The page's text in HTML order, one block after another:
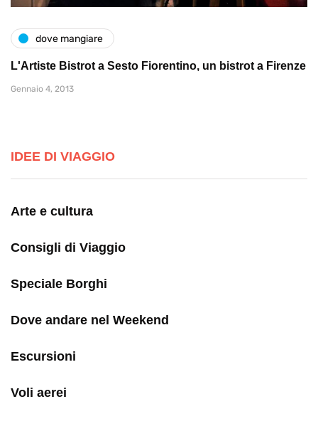
dove mangiare
L'Artiste Bistrot a Sesto Fiorentino, un bistrot a Firenze
Gennaio 4, 2013
IDEE DI VIAGGIO
Arte e cultura
Consigli di Viaggio
Speciale Borghi
Dove andare nel Weekend
Escursioni
Voli aerei